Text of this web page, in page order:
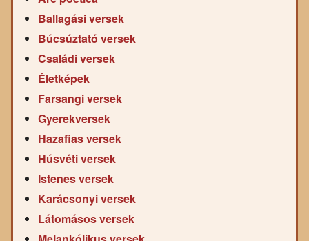
Ballagási versek
Búcsúztató versek
Családi versek
Életképek
Farsangi versek
Gyerekversek
Hazafias versek
Húsvéti versek
Istenes versek
Karácsonyi versek
Látomásos versek